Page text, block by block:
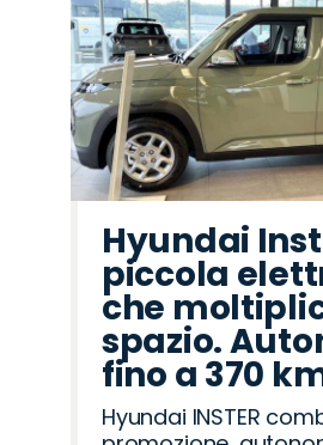
Hyundai
piccola
che
spazio.
fino a 370
Hyundai INSTER